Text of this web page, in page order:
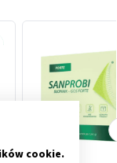
cookie.